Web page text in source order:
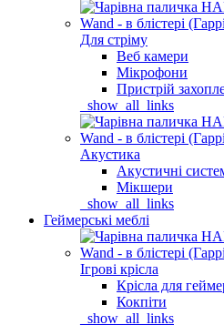
Для стріму
Веб камери
Мікрофони
Пристрій
_show_all_links
Акустика
Акустичні
Мікшери
_show_all_links
Геймерські меблі
Ігрові крісла
Крісла для
Кокпіти
_show_all_links